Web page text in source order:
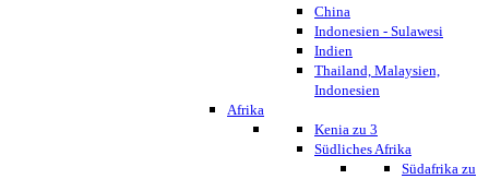
China
Indonesien - Sulawesi
Indien
Thailand, Malaysien,
Indonesien
Afrika
Kenia zu 3
Südliches Afrika
Südafrika zu